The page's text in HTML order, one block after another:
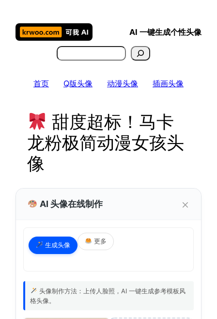
AI 一键生成个性头像
搜
索
首页 Q版头像 动漫头像 插画头像
甜度超标！马卡
龙粉极简动漫女孩头
像
AI 头像在线制作 ×
生成头像
更多
头像制作方法：上传人脸照，AI 一键生成参考模板风
格头像。